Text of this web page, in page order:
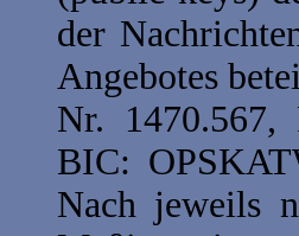
der
Angebotes
Nr. 1470.567,
BIC:
Nach jeweils